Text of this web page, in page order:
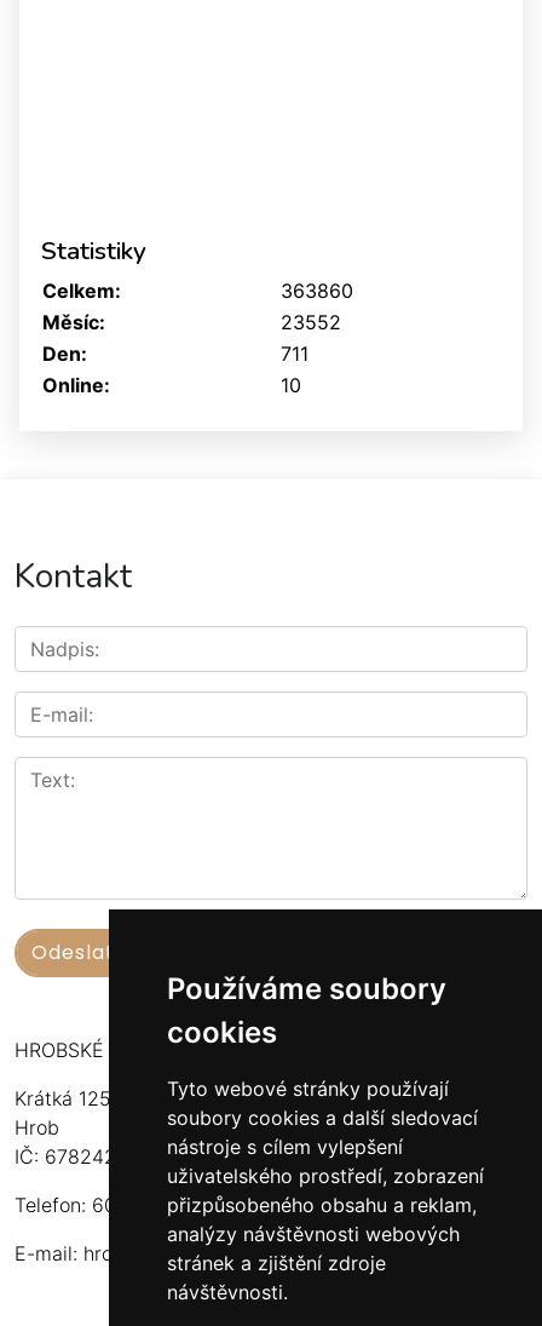
Používáme soubory
cookies
Tyto webové stránky používají
soubory cookies a další sledovací
nástroje s cílem vylepšení
uživatelského prostředí, zobrazení
přizpůsobeného obsahu a reklam,
analýzy návštěvnosti webových
stránek a zjištění zdroje
návštěvnosti.
Statistiky
Online: 10
Celkem:
363860
Měsíc:
23552
Den:
711
Kontakt
HROBSKÉ UZENINY
Krátká 125
Hrob
IČ: 67824234
Telefon: 603 574 306
E-mail: hrobskeuzeniny@seznam.cz